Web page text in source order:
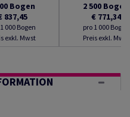
Bogen
837,45
000 Bogen
exkl. Mwst
2 500 Bogen
€ 771,34
pro 1 000 Bogen
Preis exkl. Mwst